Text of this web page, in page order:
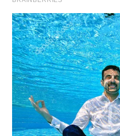
GORONTALO
WN
SULUT
WN
MALUKU
WN
MALUT